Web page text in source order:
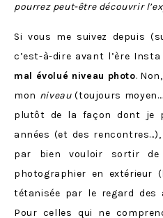
pourrez peut-être découvrir
Si vous me suivez depuis
c’est-à-dire avant l’ère Insta
mal évolué niveau photo.
mon niveau(toujours
plutôt de la façon dont je
années (et des
par bien vouloir sortir
photographier en extérieur
tétanisée par le regard
Pour celles qui ne